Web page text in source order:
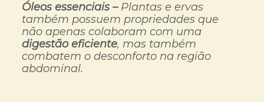
Óleos essenciais –Plantas e ervas
também possuem propriedades que
não apenas colaboram com uma
digestão eficiente, mas também
combatem o desconforto na região
abdominal.